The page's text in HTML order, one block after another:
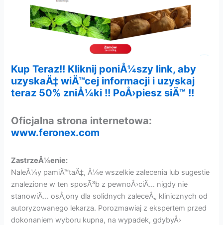
Kup Teraz!! Kliknij poniÅ¼szy link, aby
uzyskaÄ‡ wiÄ™cej informacji i uzyskaj
teraz 50% zniÅ¼ki !! PoÅ›piesz siÄ™ !!
Oficjalna strona internetowa:
www.feronex.com
ZastrzeÅ¼enie:
NaleÅ¼y pamiÄ™taÄ‡, Å¼e wszelkie zalecenia lub sugestie
znalezione w ten sposÃ³b z pewnoÅ›ciÄ… nigdy nie
stanowiÄ… osÅ‚ony dla solidnych zaleceÅ„ klinicznych od
autoryzowanego lekarza. Porozmawiaj z ekspertem przed
dokonaniem wyboru kupna, na wypadek, gdybyÅ›